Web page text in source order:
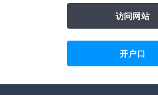
访问网站
开户口